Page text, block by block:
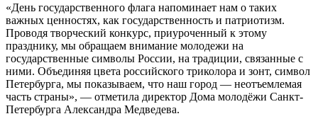
«День государственного флага напоминает нам о таких
важных ценностях, как государственность и патриотизм.
Проводя творческий конкурс, приуроченный к этому
празднику, мы обращаем внимание молодежи на
государственные символы России, на традиции, связанные с
ними. Объединяя цвета российского триколора и зонт, символ
Петербурга, мы показываем, что наш город — неотъемлемая
часть страны», — отметила директор Дома молодёжи Санкт-
Петербурга Александра Медведева.